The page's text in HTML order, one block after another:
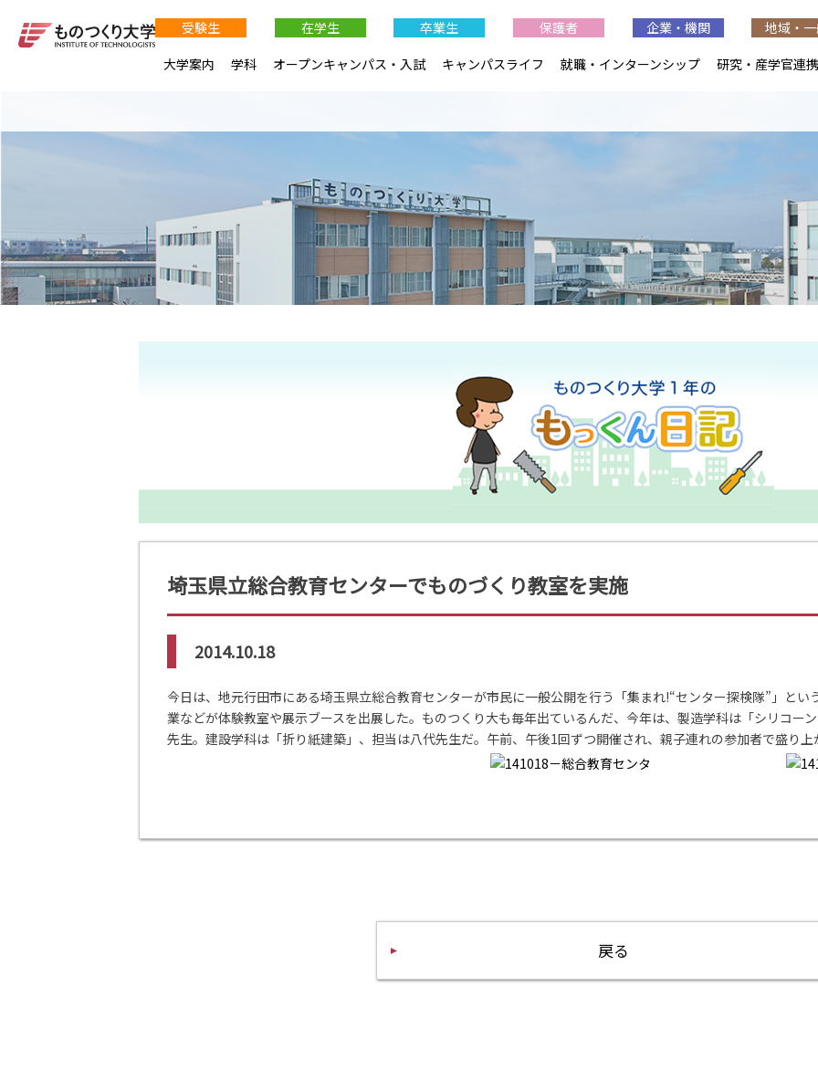
埼玉県立総合教育センターでものづくり教室を実施
2014.10.18
今日は、地元行田市にある埼玉県立総合教育センターが市民に一般公開を行う「集まれ!“センター探検隊”」と
業などが体験教室や展示ブースを出展した。ものつくり大も毎年出ているんだ、今年は、製造学科は「シリコー
先生。建設学科は「折り紙建築」、担当は八代先生だ。午前、午後1回ずつ開催され、親子連れの参加者で盛り上
戻る
受験生 在学生 卒業生 保護者 企業・機関
地域・
大学案内
学科 オープンキャンパス・入試 キャンパスライフ 就職・インターンシップ 研究・産学官連携